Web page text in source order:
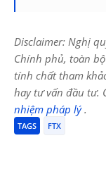
Disclaimer: Nghị
Chính phủ, toàn
tính chất tham
hay tư vấn đầu tư.
nhiệm pháp lý.
TAGS FTX